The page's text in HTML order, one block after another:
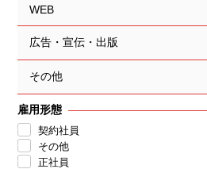
WEB
広告・宣伝・出版
その他
雇用形態
契約社員
その他
正社員